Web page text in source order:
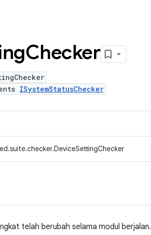
Checker
ISystemStatusChecker
telah berubah selama modul berjalan.